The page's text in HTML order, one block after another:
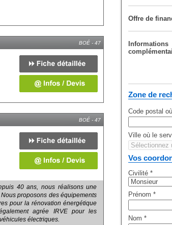
BOÉ - 47
BOÉ - 47
40 ans, nous réalisons une
proposons des équipements
pour la rénovation énergétique
agrée IRVE pour les
électriques.
Offre de
Informations
Zone de
Code postal
Ville où le
Vos
Civilité *
Prénom *
Nom *